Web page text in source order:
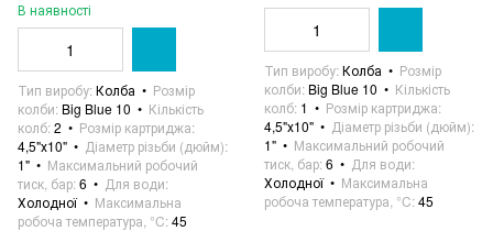
В наявності
Тип виробу Колба
Розмір
колби Big Blue 10
Кількість
колб 2
Розмір картриджа
4,5"х10"
Діаметр різьби (дюйм)
1"
Максимальний робочий
тиск, бар 6
Для води
Холодної
Максимальна
робоча температура, °C 45
Тип виробу Колба
Розмір
колби Big Blue 10
Кількість
колб 1
Розмір картриджа
4,5"х10"
Діаметр різьби (дюйм)
1"
Максимальний робочий
тиск, бар 6
Для води
Холодної
Максимальна
робоча температура, °C 45